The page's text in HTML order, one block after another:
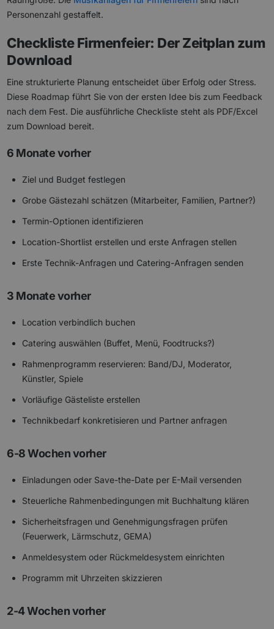
Personenzahl gestaffelt.
Checkliste Firmenfeier: Der Zeitplan zum
Download
Eine strukturierte Planung entscheidet über Erfolg oder Stress.
Diese Roadmap führt Sie von der ersten Idee bis zum Feedback
nach dem Fest. Die ausführliche Checkliste steht als PDF/Excel
zum Download bereit.
6 Monate vorher
Ziel und Budget festlegen
Grobe Gästezahl schätzen (Mitarbeiter, Familien, Partner?)
Termin-Optionen identifizieren
Location-Shortlist erstellen und erste Anfragen stellen
Erste Technik-Anfragen und Catering-Anfragen senden
3 Monate vorher
Location verbindlich buchen
Catering auswählen (Buffet, Menü, Foodtrucks?)
Rahmenprogramm reservieren: Band/DJ, Moderator,
Künstler, Spiele
Vorläufige Gästeliste erstellen
Technikbedarf konkretisieren und Partner anfragen
6-8 Wochen vorher
Einladungen oder Save-the-Date per E-Mail versenden
Steuerliche Rahmenbedingungen mit Buchhaltung klären
Sicherheitsfragen und Genehmigungsfragen prüfen
(Feuerwerk, Lärmschutz, GEMA)
Anmeldesystem oder Rückmeldesystem einrichten
Programm mit Uhrzeiten skizzieren
2-4 Wochen vorher